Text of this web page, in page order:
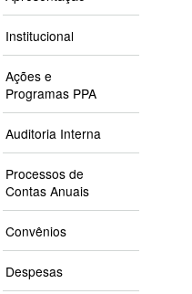
Institucional
Ações e
Programas PPA
Auditoria Interna
Processos de
Contas Anuais
Convênios
Despesas